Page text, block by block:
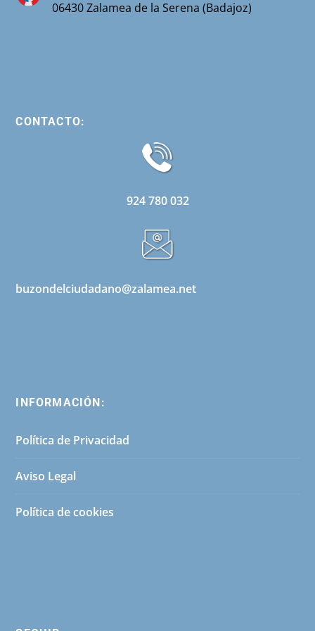
06430 Zalamea de la Serena (Badajoz)
CONTACTO:
924 780 032
buzondelciudadano@zalamea.net
INFORMACIÓN:
Política de Privacidad
Aviso Legal
Política de cookies